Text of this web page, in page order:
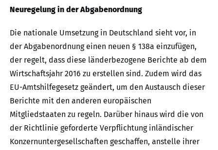
Neuregelung in der Abgabenordnung
Die nationale Umsetzung in Deutschland sieht vor, in
der Abgabenordnung einen neuen § 138a einzufügen,
der regelt, dass diese länderbezogene Berichte ab dem
Wirtschaftsjahr 2016 zu erstellen sind. Zudem wird das
EU-Amtshilfegesetz geändert, um den Austausch dieser
Berichte mit den anderen europäischen
Mitgliedstaaten zu regeln. Darüber hinaus wird die von
der Richtlinie geforderte Verpflichtung inländischer
Konzernuntergesellschaften geschaffen, anstelle ihrer